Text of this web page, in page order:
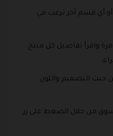
أي قسم آخر ترغب في
واقرأ تفاصيل كل منتج
حيث التصميم واللون
من خلال الضغط على زر